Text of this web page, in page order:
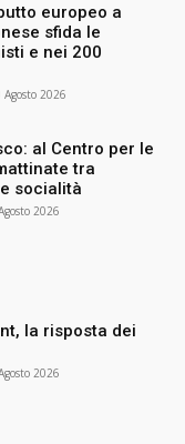
europeo a
sfida le
e nei 200
Agosto 2026
al Centro per le
tra
socialità
2026
la risposta dei
2026